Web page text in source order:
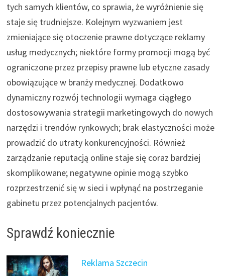
tych samych klientów, co sprawia, że wyróżnienie się
staje się trudniejsze. Kolejnym wyzwaniem jest
zmieniające się otoczenie prawne dotyczące reklamy
usług medycznych; niektóre formy promocji mogą być
ograniczone przez przepisy prawne lub etyczne zasady
obowiązujące w branży medycznej. Dodatkowo
dynamiczny rozwój technologii wymaga ciągłego
dostosowywania strategii marketingowych do nowych
narzędzi i trendów rynkowych; brak elastyczności może
prowadzić do utraty konkurencyjności. Również
zarządzanie reputacją online staje się coraz bardziej
skomplikowane; negatywne opinie mogą szybko
rozprzestrzenić się w sieci i wpłynąć na postrzeganie
gabinetu przez potencjalnych pacjentów.
Sprawdź koniecznie
Reklama Szczecin